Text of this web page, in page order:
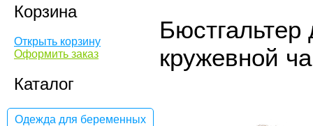
Корзина
Открыть корзину
Оформить заказ
Каталог
Одежда для беременных
кружевной